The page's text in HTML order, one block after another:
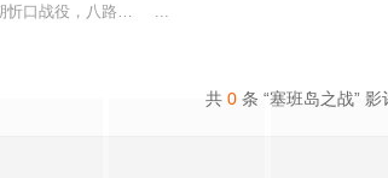
放军军官侯泽
毒害的百姓活在至暗时刻。萧岗士绅何玉成（
忻口战役，八路军抗日英雄赵崇德率部夜袭日军阳明堡
共 0 条 “塞班岛之战” 影